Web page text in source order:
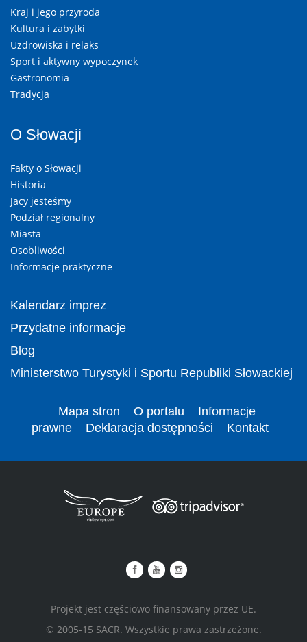
Kraj i jego przyroda
Kultura i zabytki
Uzdrowiska i relaks
Sport i aktywny wypoczynek
Gastronomia
Tradycja
O Słowacji
Fakty o Słowacji
Historia
Jacy jesteśmy
Podział regionalny
Miasta
Osobliwości
Informacje praktyczne
Kalendarz imprez
Przydatne informacje
Blog
Ministerstwo Turystyki i Sportu Republiki Słowackiej
Mapa stron O portalu
Informacje
prawne
Deklaracja dostępności Kontakt
Projekt jest częściowo finansowany przez UE.
© 2005-15 SACR. Wszystkie prawa zastrzeżone.